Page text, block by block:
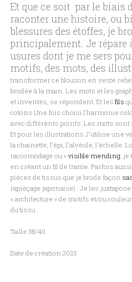
Et que ce soit par le biais
raconter une histoire, ou
blessures des étoffes, je
principalement. Je répare
usures dont je me sers
motifs, des mots, des
transformer ce blouson en veste
brodée à la main. Les mots et les
et inventés, se répondent. Et lesfils
cotons.Une fois choisi l’harmonie
avec différents points. Les mots sont
Et pour les illustrations J’utilise une
la chainette, l’épi, l’alvéole, l’échelle.
raccomodage ou «visible mending, je
en créant un fil de trame. Parfois
pièces de tissus que je brode façon
rapièçage japonaise) . Je les
« architecture » de motifs et/ou
du tissu.
Taille 38/40
Date de création:2023